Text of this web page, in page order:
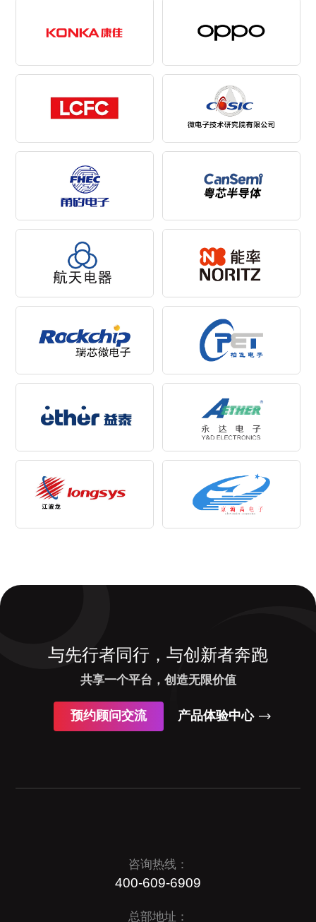
与先行者同行，与创新者奔跑
共享一个平台，创造无限价值
预约顾问交流 产品体验中心
咨询热线：
400-609-6909
总部地址：